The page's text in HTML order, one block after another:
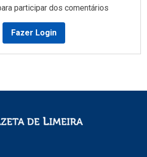
participar dos comentários
Fazer Login